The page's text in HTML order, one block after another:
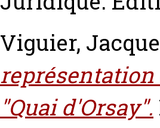
Viguier,
"Quai d'Orsay".